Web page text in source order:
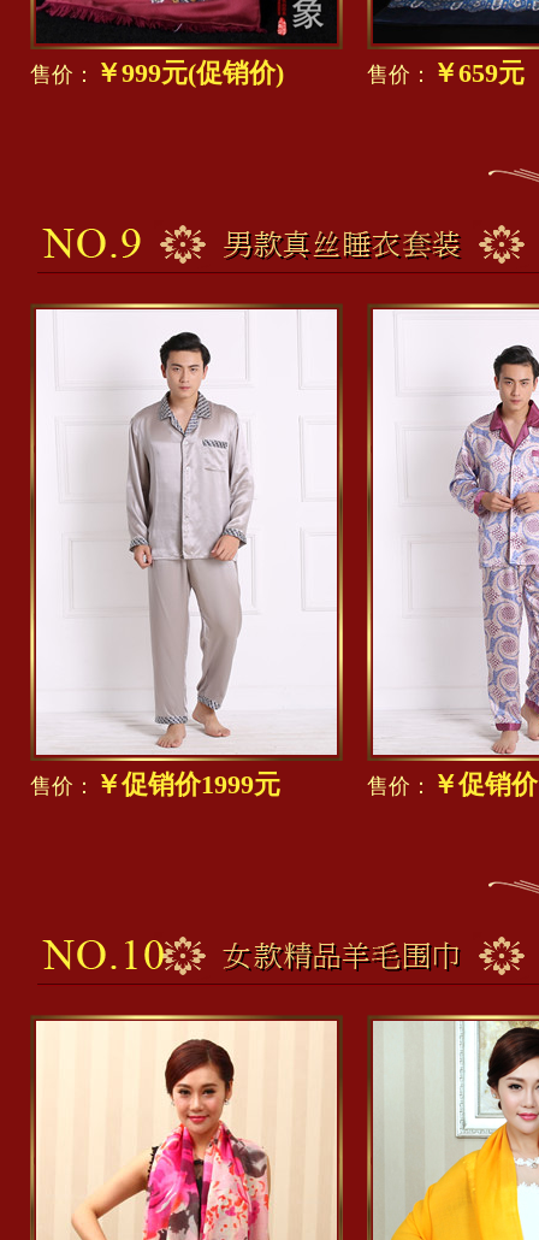
售价： ￥999元(促销价) 售价： ￥659元
售价： ￥促销价1999元 售价： ￥促销